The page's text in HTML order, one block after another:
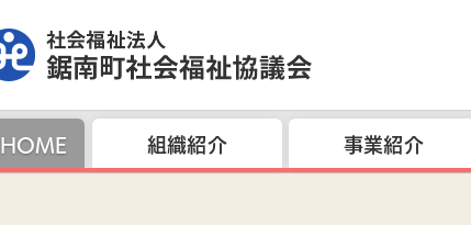
HOME 組織紹介 事業紹介